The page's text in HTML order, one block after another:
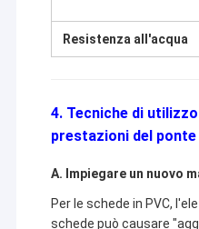
Resistenza all'acqua
4. Tecniche di
prestazioni del ponte
A. Impiegare un nuovo
Per le schede in PVC,
schede può causare